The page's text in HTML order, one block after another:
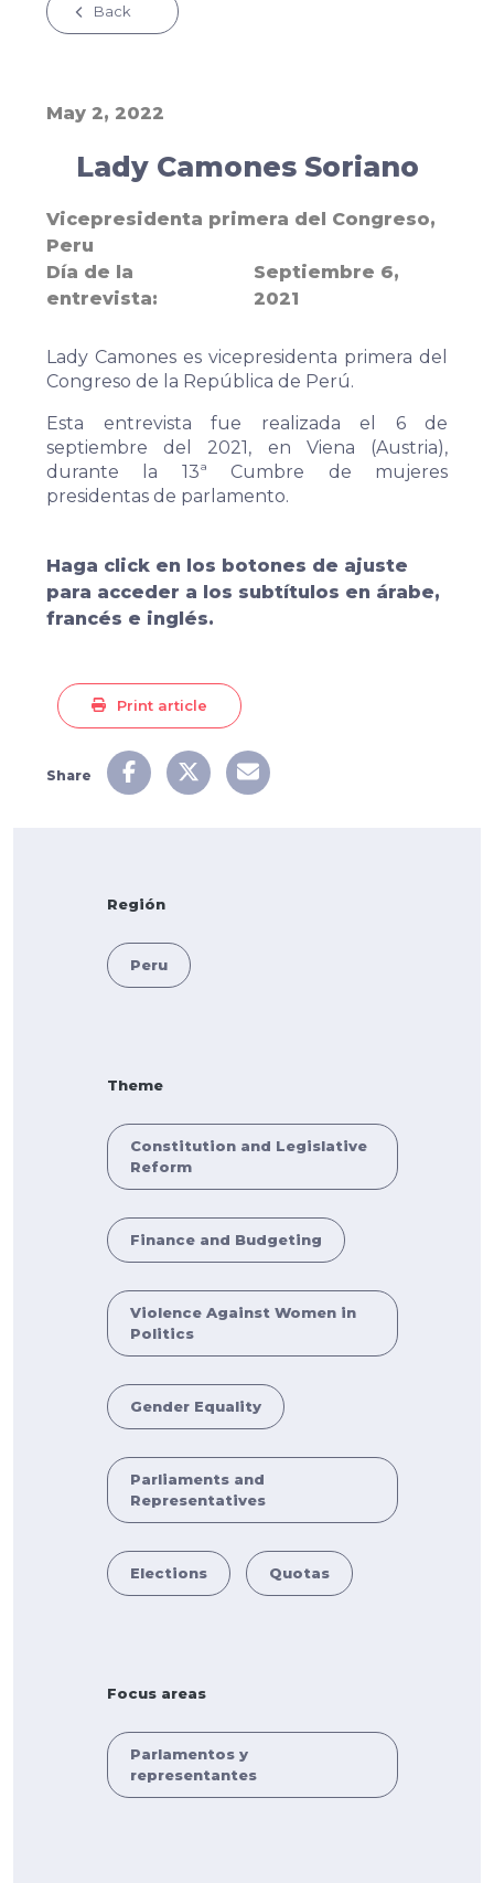
Back
May 2, 2022
Lady Camones Soriano
Vicepresidenta primera del Congreso,
Peru
Lady Camones es vicepresidenta primera del
Congreso de la República de Perú.
Esta entrevista fue realizada el 6 de
septiembre del 2021, en Viena (Austria),
durante la 13ª Cumbre de mujeres
presidentas de parlamento.
Haga click en los botones de ajuste
para acceder a los subtítulos en árabe,
francés e inglés.
Día de la
entrevista
Septiembre 6,
2021
Print article
Share
Región
Peru
Theme
Constitution and Legislative
Reform
Finance and Budgeting
Violence Against Women in
Politics
Gender Equality
Parliaments and
Representatives
Elections Quotas
Focus areas
Parlamentos y
representantes